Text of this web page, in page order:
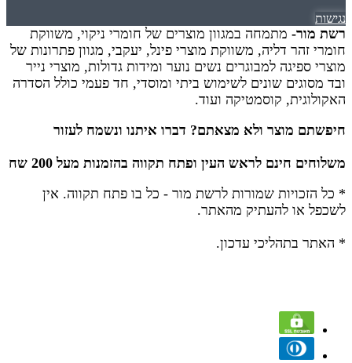
נגישות
רשת מור- מתמחה במגוון מוצרים של חומרי ניקוי, משווקת
חומרי זהר דליה, משווקת מוצרי פינל, יעקבי, מגוון פתרונות של
מוצרי ספיגה למבוגרים נשים נוער ומידות גדולות, מוצרי נייר
ובד מסוגים שונים לשימוש ביתי ומוסדי, חד פעמי כולל הסדרה
האקולוגית, קוסמטיקה ועוד.
חיפשתם מוצר ולא מצאתם? דברו איתנו ונשמח לעזור
משלוחים חינם לראש העין ופתח תקווה בהזמנות מעל 200 שח
* כל הזכויות שמורות לרשת מור - כל בו פתח תקווה. אין
לשכפל או להעתיק מהאתר.
* האתר בתהליכי עדכון.